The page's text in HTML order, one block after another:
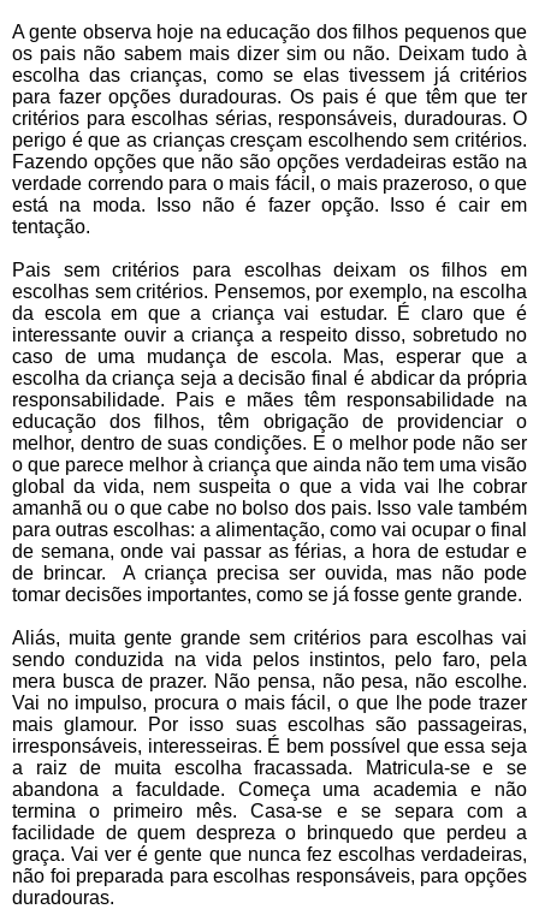
A gente observa hoje na educação dos filhos pequenos que
os pais não sabem mais dizer sim ou não. Deixam tudo à
escolha das crianças, como se elas tivessem já critérios
para fazer opções duradouras. Os pais é que têm que ter
critérios para escolhas sérias, responsáveis, duradouras. O
perigo é que as crianças cresçam escolhendo sem critérios.
Fazendo opções que não são opções verdadeiras estão na
verdade correndo para o mais fácil, o mais prazeroso, o que
está na moda. Isso não é fazer opção. Isso é cair em
tentação.
Pais sem critérios para escolhas deixam os filhos em
escolhas sem critérios. Pensemos, por exemplo, na escolha
da escola em que a criança vai estudar. É claro que é
interessante ouvir a criança a respeito disso, sobretudo no
caso de uma mudança de escola. Mas, esperar que a
escolha da criança seja a decisão final é abdicar da própria
responsabilidade. Pais e mães têm responsabilidade na
educação dos filhos, têm obrigação de providenciar o
melhor, dentro de suas condições. E o melhor pode não ser
o que parece melhor à criança que ainda não tem uma visão
global da vida, nem suspeita o que a vida vai lhe cobrar
amanhã ou o que cabe no bolso dos pais. Isso vale também
para outras escolhas: a alimentação, como vai ocupar o final
de semana, onde vai passar as férias, a hora de estudar e
de brincar. A criança precisa ser ouvida, mas não pode
tomar decisões importantes, como se já fosse gente grande.
Aliás, muita gente grande sem critérios para escolhas vai
sendo conduzida na vida pelos instintos, pelo faro, pela
mera busca de prazer. Não pensa, não pesa, não escolhe.
Vai no impulso, procura o mais fácil, o que lhe pode trazer
mais glamour. Por isso suas escolhas são passageiras,
irresponsáveis, interesseiras. É bem possível que essa seja
a raiz de muita escolha fracassada. Matricula-se e se
abandona a faculdade. Começa uma academia e não
termina o primeiro mês. Casa-se e se separa com a
facilidade de quem despreza o brinquedo que perdeu a
graça. Vai ver é gente que nunca fez escolhas verdadeiras,
não foi preparada para escolhas responsáveis, para opções
duradouras.